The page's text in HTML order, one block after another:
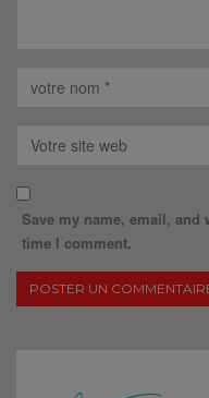
Save my name, email,
time I comment.